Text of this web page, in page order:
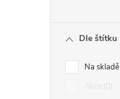
Dle štítku
Na skladě